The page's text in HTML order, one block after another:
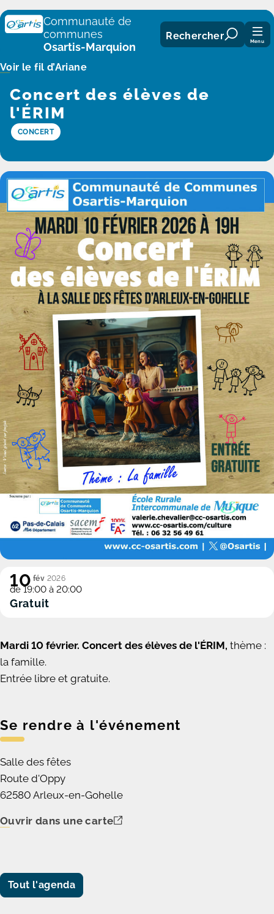
Panneau de gestion des cookies
Communauté de
communes
Osartis-Marquion
Rechercher Menu
Voir le fil d’Ariane
Concert des élèves de
l'ÉRIM
CONCERT
10 fév 2026
de 19:00 à 20:00
Gratuit
Mardi 10 février. Concert des élèves de l'ÉRIM, thème :
la famille.
Entrée libre et gratuite.
Se rendre à l'événement
Salle des fêtes
Route d'Oppy
62580 Arleux-en-Gohelle
Ouvrir dans une carte
Tout l'agenda